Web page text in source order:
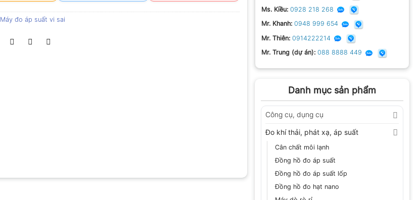
Ms. Kiều: 0928 218 268
Mr. Khanh: 0948 999 654
Mr. Thiên: 0914222214
Mr. Trung (dự án): 088 8888 449
Danh mục sản phẩm
Công cụ, dụng cụ
Đo khí thải, phát xạ, áp suất
Cân chất môi lạnh
Đồng hồ đo áp suất
Đồng hồ đo áp suất lốp
Đồng hồ đo hạt nano
Máy đo áp suất vi sai